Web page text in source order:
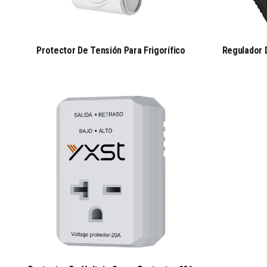
Protector De Tensión Para Frigorífico Regulador